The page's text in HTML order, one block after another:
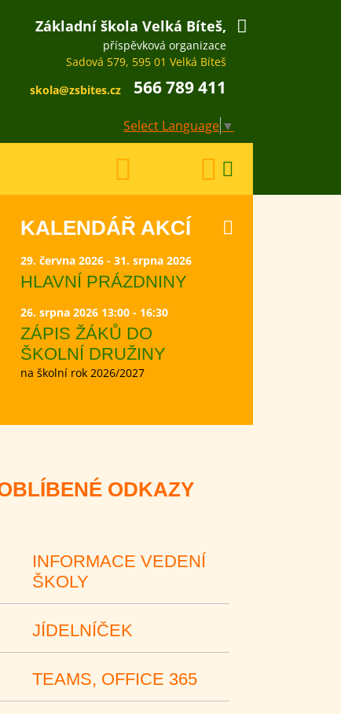
Základní škola Velká Bíteš,
příspěvková organizace
Sadová 579, 595 01 Velká Bíteš
skola@zsbites.cz
566 789 411
Select Language ▼
KALENDÁŘ AKCÍ
29. června 2026 - 31. srpna 2026
HLAVNÍ PRÁZDNINY
26. srpna 2026 13:00 - 16:30
ZÁPIS ŽÁKŮ DO
ŠKOLNÍ DRUŽINY
na školní rok 2026/2027
ODKAZY
INFORMACE VEDENÍ
ŠKOLY
JÍDELNÍČEK
TEAMS, OFFICE 365